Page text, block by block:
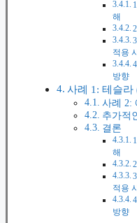
해
적용
방향
사례 1: 테슬라
사례 2:
추가적
결론
해
적용
방향